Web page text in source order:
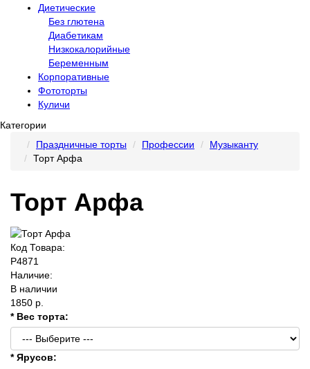
Диетические
Без глютена
Диабетикам
Низкокалорийные
Беременным
Корпоративные
Фототорты
Куличи
Категории
Праздничные торты
Профессии
Музыканту
Торт Арфа
Торт Арфа
Код Товара:
P4871
Наличие:
В наличии
1850 р.
* Вес торта:
* Ярусов: